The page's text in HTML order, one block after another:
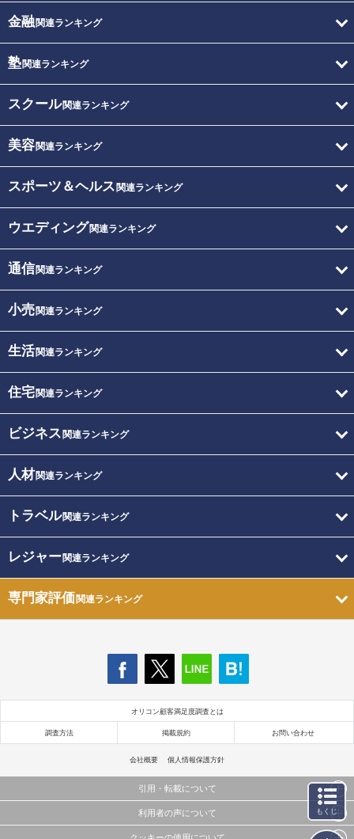
金融関連ランキング
塾関連ランキング
スクール関連ランキング
美容関連ランキング
スポーツ＆ヘルス 関連ランキング
ウエディング関連ランキング
通信関連ランキング
小売関連ランキング
生活関連ランキング
住宅関連ランキング
ビジネス 関連ランキング
人材関連ランキング
トラベル関連ランキング
レジャー関連ランキング
専門家評価関連ランキング
オリコン顧客満足度調査とは
調査方法 掲載規約 お問い合わせ
会社概要 個人情報保護方針
引用・転載について
当サイトで公開されている情報（文字、写真、イラスト、画像データ等）及びこれらの配置・
利用者の声について もくじ